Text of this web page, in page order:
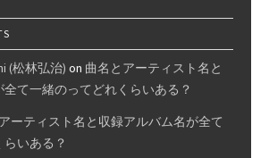
(松林弘治) on 曲名とアーティスト名と
て一緒のってどれくらいある？
ーティスト名と収録アルバム名が全て
いある？